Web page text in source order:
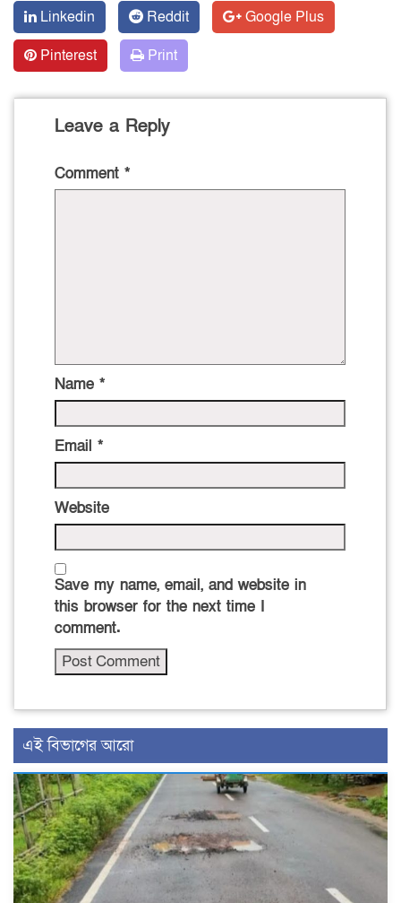
Linkedin
Reddit
Google Plus
Pinterest
Print
Leave a Reply
Comment *
Name *
Email *
Website
Save my name, email, and website in
this browser for the next time I
comment.
এই বিভাগের আরো